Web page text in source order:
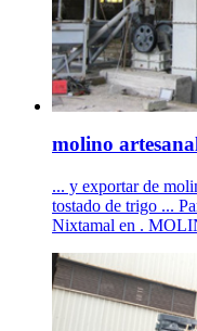
molino
... y exportar de
tostado de trigo ...
Nixtamal en .